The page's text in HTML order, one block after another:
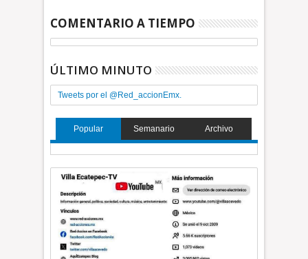
COMENTARIO A TIEMPO
ÚLTIMO MINUTO
Tweets por el @Red_accionEmx.
Popular Semanario Archivo